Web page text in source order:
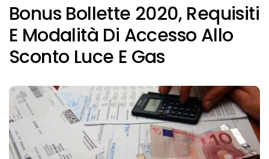
Bonus Bollette 2020, Requisiti
E Modalità Di Accesso Allo
Sconto Luce E Gas